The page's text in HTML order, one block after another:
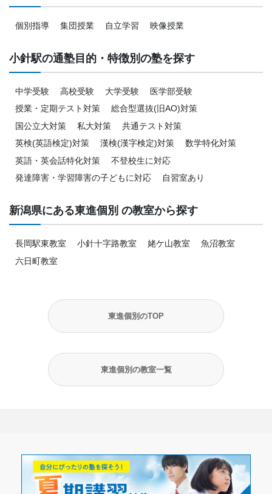
個別指導 集団授業 自立学習 映像授業
小針駅の通塾目的・特徴別の塾を探す
中学受験 高校受験 大学受験
医学部受験
授業・定期テスト対策
総合型選抜(旧AO)対策
国公立大対策
私大対策
共通テスト対策
英検(英語検定)対策
漢検(漢字検定)対策
数学特化対策
英語・英会話特化対策
不登校生に対応
発達障害・学習障害の子どもに対応
自習室あり
新潟県にある東進個別 の教室から探す
長岡駅東教室 小針十字路教室 姥ケ山教室
魚沼教室
六日町教室
東進個別のTOP
東進個別の教室一覧